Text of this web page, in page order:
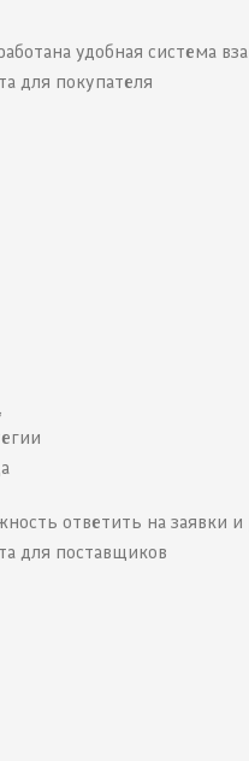
удобная система
для покупателя
ответить на заявки и
для поставщиков